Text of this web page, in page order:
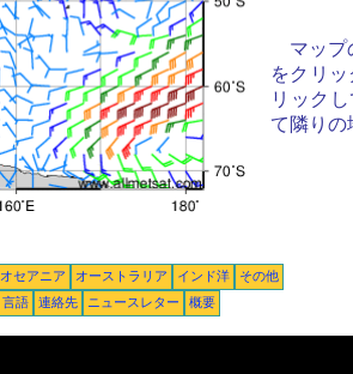
マップ
をクリ
リック
て隣りの
オセアニア オーストラリア インド洋
その他
言語 連絡先 ニュースレター 概要